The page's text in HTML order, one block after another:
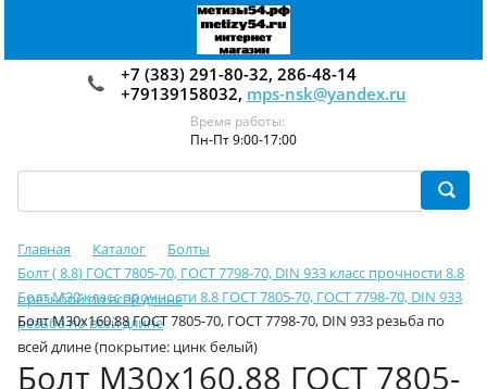
+7 (383) 291-80-32, 286-48-14
+79139158032, mps-nsk@yandex.ru
Время работы:
Пн-Пт 9:00-17:00
Главная Каталог
Болты
Болт ( 8.8) ГОСТ 7805-70, ГОСТ 7798-70, DIN 933 класс прочности 8.8
с резьбой по всей длине
Болт М30 класс прочности 8.8 ГОСТ 7805-70, ГОСТ 7798-70, DIN 933
резьба по всей длине
Болт М30х160.88 ГОСТ 7805-70, ГОСТ 7798-70, DIN 933 резьба по
всей длине (покрытие: цинк белый)
Болт М30х160.88 ГОСТ 7805-